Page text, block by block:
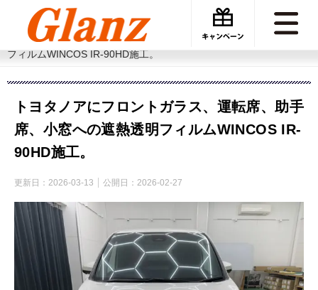
カーケアグランツ
カーフィルム施工事例
トヨタノアにフロントガラス、運転席、助手席、小窓への遮熱透明
フィルムWINCOS IR-90HD施工。
トヨタノアにフロントガラス、運転席、助手
席、小窓への遮熱透明フィルムWINCOS IR-
90HD施工。
更新日： 2026-03-13 公開日： 2026-02-27